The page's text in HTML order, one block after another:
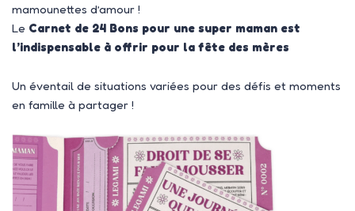
mamounettes d’amour !
Le Carnet de 24 Bons pour une super maman est
l’indispensable à offrir pour la fête des mères
Un éventail de situations variées pour des défis et moments
en famille à partager !